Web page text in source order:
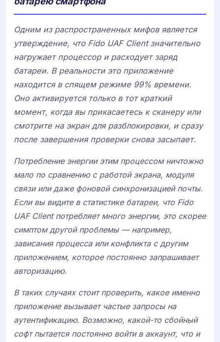
Одним из распространенных мифов является
утверждение, что Fido UAF Client значительно
нагружает процессор и расходует заряд
батареи. В реальности это приложение
находится в спящем режиме 99% времени.
Оно активируется только в тот краткий
момент, когда вы прикасаетесь к сканеру или
смотрите на экран для разблокировки, и сразу
после завершения проверки снова засыпает.
Потребление энергии этим процессом ничтожно
мало по сравнению с работой экрана, модуля
связи или даже фоновой синхронизацией почты.
Если вы видите в статистике батареи, что Fido
UAF Client потребляет много энергии, это скорее
симптом другой проблемы — например,
зависания процесса или конфликта с другим
приложением, которое постоянно запрашивает
авторизацию.
В таких случаях стоит проверить, какое именно
приложение вызывает частые запросы на
аутентификацию. Возможно, какой-то сбойный
софт пытается постоянно войти в аккаунт, что и